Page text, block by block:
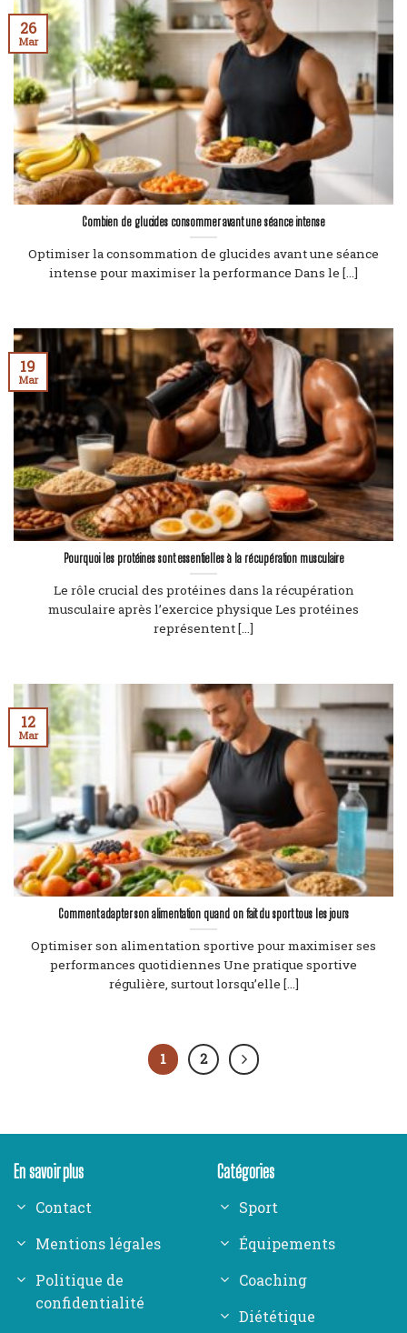
Combien de glucides consommer avant une séance intense
Optimiser la consommation de glucides avant une séance
intense pour maximiser la performance Dans le [...]
26
Mar
Pourquoi les protéines sont essentielles à la récupération musculaire
Le rôle crucial des protéines dans la récupération
musculaire après l’exercice physique Les protéines
représentent [...]
19
Mar
Comment adapter son alimentation quand on fait du sport tous les jours
Optimiser son alimentation sportive pour maximiser ses
performances quotidiennes Une pratique sportive
régulière, surtout lorsqu’elle [...]
12
Mar
1 2
En savoir plus
Contact
Mentions légales
Politique de
confidentialité
Catégories
Sport
Équipements
Coaching
Diététique